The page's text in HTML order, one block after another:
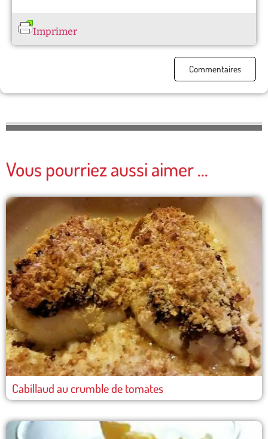
Imprimer
Commentaires
Vous pourriez aussi aimer ...
Cabillaud au crumble de tomates